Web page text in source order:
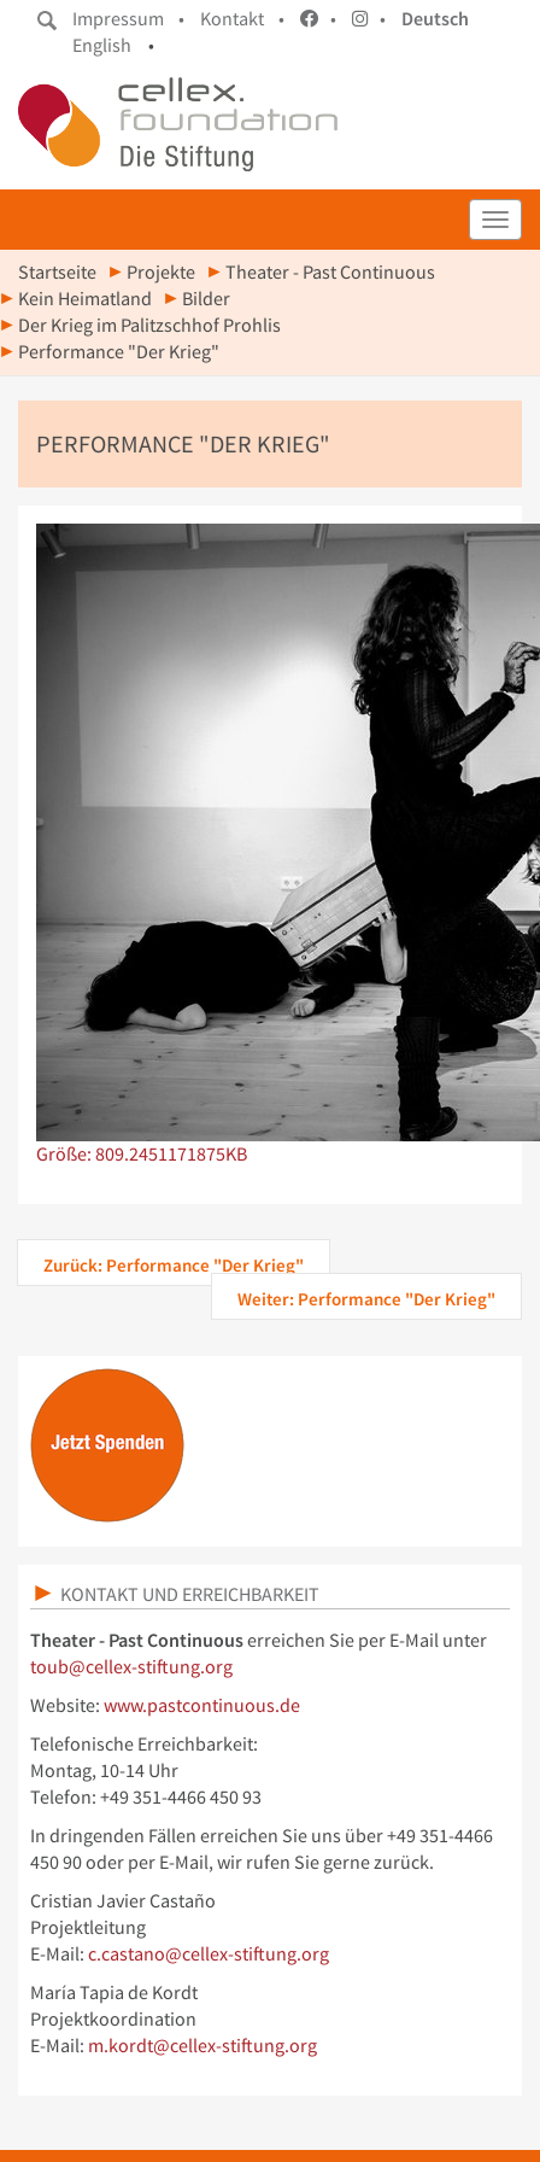
Impressum • Kontakt • • •
Deutsch
English
•
Startseite Projekte
Theater - Past Continuous
Kein Heimatland
Bilder
Der Krieg im Palitzschhof Prohlis
Performance "Der Krieg"
PERFORMANCE "DER KRIEG"
Zeige Bild in voller Größe…
Größe: 809.2451171875KB
Zurück: Performance "Der Krieg"
Weiter: Performance "Der Krieg"
KONTAKT UND ERREICHBARKEIT
Theater - Past Continuouserreichen Sie per E-Mail unter
toub@cellex-stiftung.org
Website: www.pastcontinuous.de
Telefonische Erreichbarkeit:
Montag, 10-14 Uhr
Telefon: +49 351-4466 450 93
In dringenden Fällen erreichen Sie uns über+49 351-4466
450 90 oder per E-Mail, wir rufen Sie gerne zurück.
Cristian Javier Castaño
Projektleitung
E-Mail: c.castano@cellex-stiftung.org
María Tapia de Kordt
Projektkoordination
E-Mail: m.kordt@cellex-stiftung.org